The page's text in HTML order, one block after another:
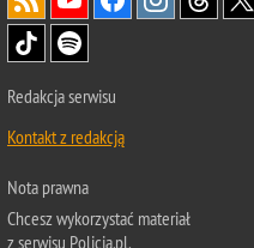
Redakcja serwisu
Kontakt z redakcją
Nota prawna
Chcesz wykorzystać materiał
z serwisu Policja.pl.